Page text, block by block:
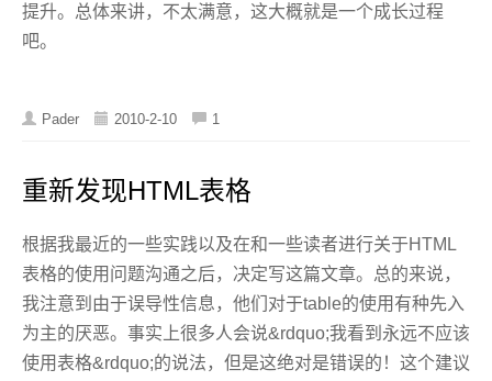
提升。总体来讲，不太满意，这大概就是一个成长过程
吧。
Pader 2010-2-10 1
重新发现HTML表格
根据我最近的一些实践以及在和一些读者进行关于HTML
表格的使用问题沟通之后，决定写这篇文章。总的来说，
我注意到由于误导性信息，他们对于table的使用有种先入
为主的厌恶。事实上很多人会说&rdquo;我看到永远不应该
使用表格&rdquo;的说法，但是这绝对是错误的！这个建议